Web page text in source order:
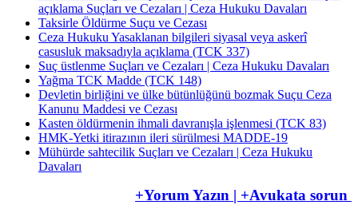
açıklama Suçları ve Cezaları | Ceza Hukuku Davaları
Taksirle Öldürme Suçu ve Cezası
Ceza Hukuku Yasaklanan bilgileri siyasal veya askerî
casusluk maksadıyla açıklama (TCK 337)
Suç üstlenme Suçları ve Cezaları | Ceza Hukuku Davaları
Yağma TCK Madde (TCK 148)
Devletin birliğini ve ülke bütünlüğünü bozmak Suçu Ceza
Kanunu Maddesi ve Cezası
Kasten öldürmenin ihmali davranışla işlenmesi (TCK 83)
HMK-Yetki itirazının ileri sürülmesi ​​​​​​​MADDE-19
Mühürde sahtecilik Suçları ve Cezaları | Ceza Hukuku
Davaları
+Yorum Yazın | +Avukata sorun